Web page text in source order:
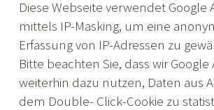
Diese Webseite verwendet Google
mittels IP-Masking, um eine
Erfassung von IP-Adressen zu
Bitte beachten Sie, dass wir Google
weiterhin dazu nutzen, Daten aus
dem Double- Click-Cookie zu